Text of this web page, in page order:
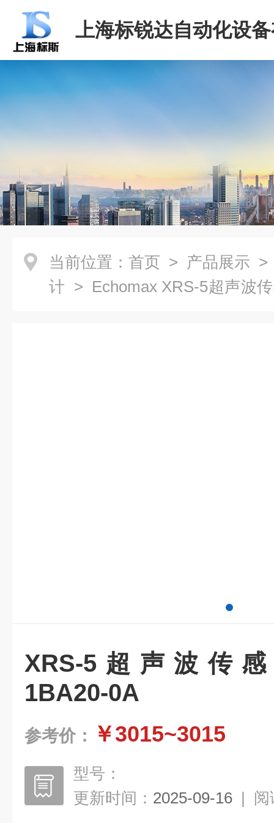
上海标锐达自动化设
司
当前位置： 首页 > 产品展示
计 > Echomax XRS-5超声波
XRS-5超声波传感
1BA20-0A
参考价： ￥3015~3015
型号：
更新时间： 2025-09-16 | 阅